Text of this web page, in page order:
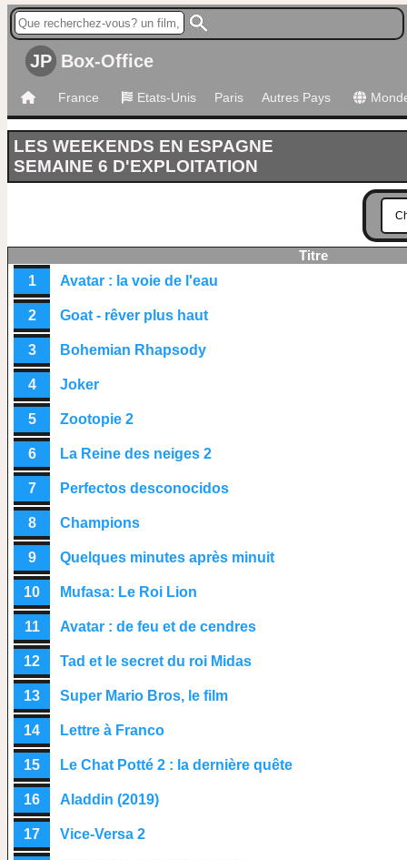
JP Box-Office
France Etats-Unis Paris Autres Pays
LES WEEKENDS EN ESPAGNE
SEMAINE 6 D'EXPLOITATION
Titre
1 Avatar : la voie de l'eau
2 Goat - rêver plus haut
3 Bohemian Rhapsody
4 Joker
5 Zootopie 2
6 La Reine des neiges 2
7 Perfectos desconocidos
8 Champions
9 Quelques minutes après minuit
10 Mufasa: Le Roi Lion
11 Avatar : de feu et de cendres
12 Tad et le secret du roi Midas
13 Super Mario Bros, le film
14 Lettre à Franco
15 Le Chat Potté 2 : la dernière quête
16 Aladdin (2019)
17 Vice-Versa 2